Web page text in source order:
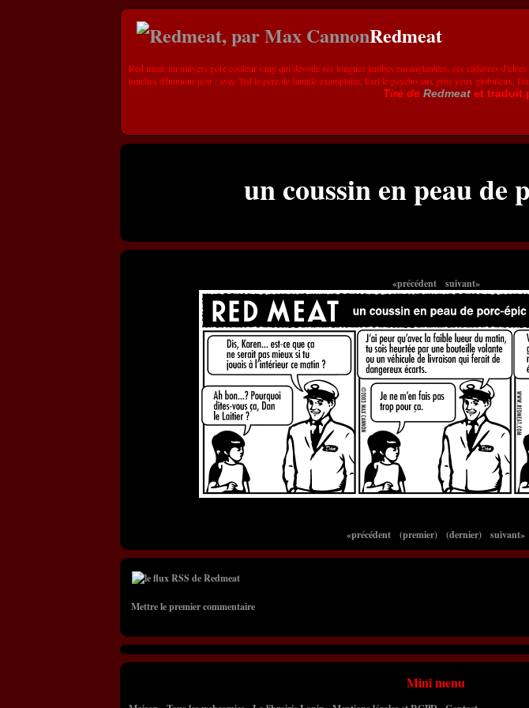
Redmeat
Red meat, un univers gore couleur sang qui dévoile ses longues jambes ensanglantées, ses cadavres
touches d'humour noir : avec Ted le père de famille exemplaire, Earl le psycho aux gros yeux globuleux,
Tiré de Redmeat et traduit
un coussin en peau de
«précédent suivant»
«précédent (premier) (dernier) suivant»
Mettre le premier commentaire
Mini menu